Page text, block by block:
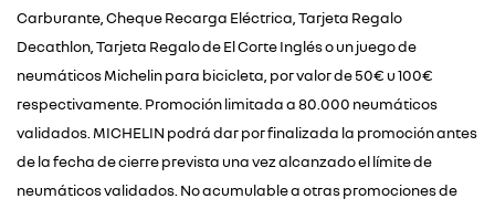
Carburante, Cheque Recarga Eléctrica, Tarjeta Regalo
Decathlon, Tarjeta Regalo de El Corte Inglés o un juego de
neumáticos Michelin para bicicleta, por valor de 50€ u 100€
respectivamente. Promoción limitada a 80.000 neumáticos
validados. MICHELIN podrá dar por finalizada la promoción antes
de la fecha de cierre prevista una vez alcanzado el límite de
neumáticos validados. No acumulable a otras promociones de